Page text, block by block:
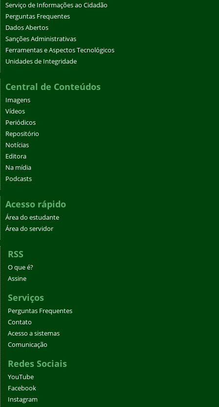
Serviço de Informações ao Cidadão
Perguntas Frequentes
Dados Abertos
Sanções Administrativas
Ferramentas e Aspectos Tecnológicos
Unidades de Integridade
Central de Conteúdos
Imagens
Vídeos
Periódicos
Repositório
Notícias
Editora
Na mídia
Podcasts
Acesso rápido
Área do estudante
Área do servidor
RSS
O que é?
Assine
Serviços
Perguntas Frequentes
Contato
Acesso a sistemas
Comunicação
Redes Sociais
YouTube
Facebook
Instagram